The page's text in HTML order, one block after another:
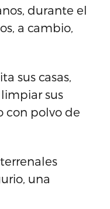
durante el
a cambio,
sus casas,
sus
con polvo de
una